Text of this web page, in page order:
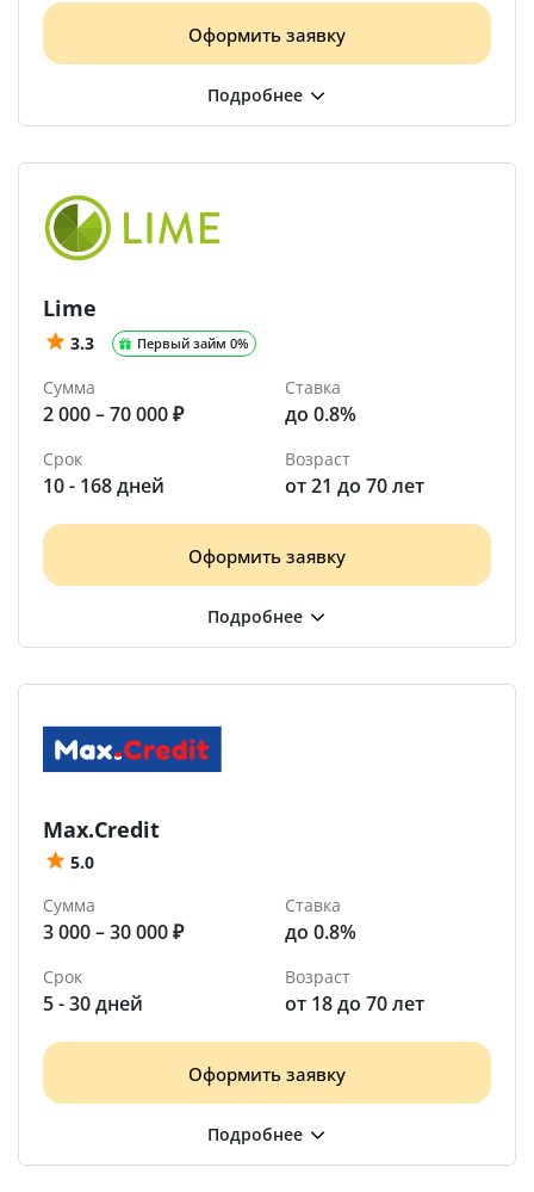
Оформить заявку
Lime
3.3 Первый займ 0%
Сумма
2 000 – 70 000 ₽
Ставка
до 0.8%
Срок
10 - 168 дней
Возраст
от 21 до 70 лет
Оформить заявку
Max.Credit
5.0
Сумма
3 000 – 30 000 ₽
Ставка
до 0.8%
Срок
5 - 30 дней
Возраст
от 18 до 70 лет
Оформить заявку